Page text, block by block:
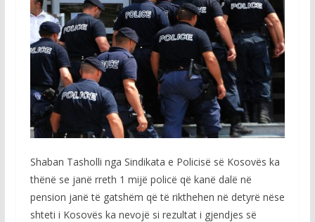
Shaban Tasholli nga Sindikata e Policisë së Kosovës ka
thënë se janë rreth 1 mijë policë që kanë dalë në
pension janë të gatshëm që të rikthehen në detyrë nëse
shteti i Kosovës ka nevojë si rezultat i gjendjes së